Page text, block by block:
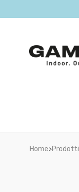
Home>Prodotti